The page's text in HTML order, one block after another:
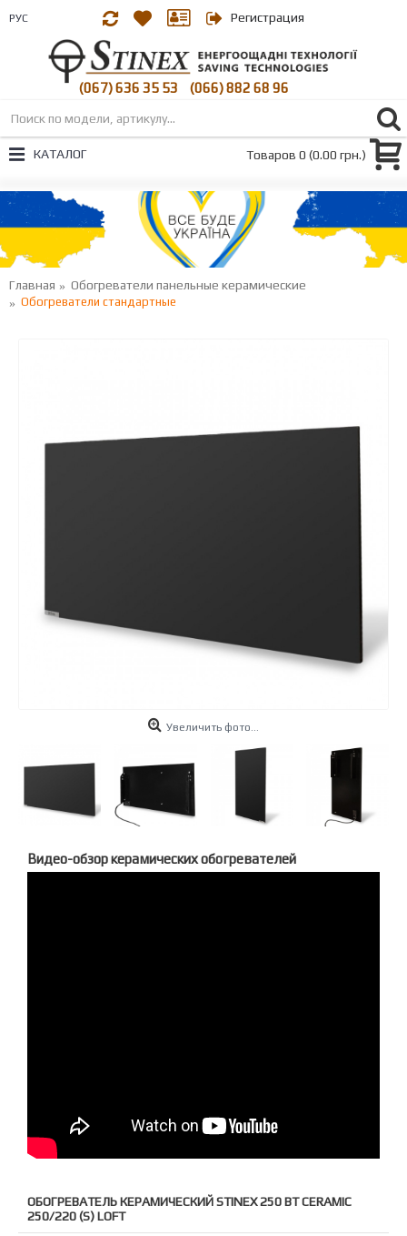
РУС Регистрация
(067) 636 35 53
(066) 882 68 96
Товаров 0 (0.00 грн.)
КАТАЛОГ
Главная Обогреватели панельные керамические
Обогреватели стандартные
Увеличить фото...
Видео-обзор керамических обогревателей
ОБОГРЕВАТЕЛЬ КЕРАМИЧЕСКИЙ STINEX 250 ВТ CERAMIC
250/220 (S) LOFT